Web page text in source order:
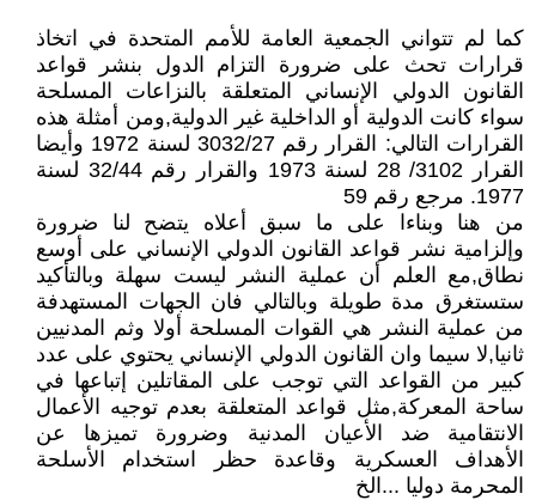
كما لم تتواني الجمعية العامة للأمم المتحدة في اتخاذ
قرارات تحث على ضرورة التزام الدول بنشر قواعد
القانون الدولي الإنساني المتعلقة بالنزاعات المسلحة
سواء كانت الدولية أو الداخلية غير الدولية,ومن أمثلة هذه
القرارات التالي: القرار رقم 3032/27 لسنة 1972 وأيضا
القرار 3102/ 28 لسنة 1973 والقرار رقم 32/44 لسنة
1977. مرجع رقم 59
من هنا وبناءا على ما سبق أعلاه يتضح لنا ضرورة
وإلزامية نشر قواعد القانون الدولي الإنساني على أوسع
نطاق,مع العلم أن عملية النشر ليست سهلة وبالتأكيد
ستستغرق مدة طويلة وبالتالي فان الجهات المستهدفة
من عملية النشر هي القوات المسلحة أولا وثم المدنيين
ثانيا,لا سيما وان القانون الدولي الإنساني يحتوي على عدد
كبير من القواعد التي توجب على المقاتلين إتباعها في
ساحة المعركة,مثل قواعد المتعلقة بعدم توجيه الأعمال
الانتقامية ضد الأعيان المدنية وضرورة تميزها عن
الأهداف العسكرية وقاعدة حظر استخدام الأسلحة
المحرمة دوليا ...الخ